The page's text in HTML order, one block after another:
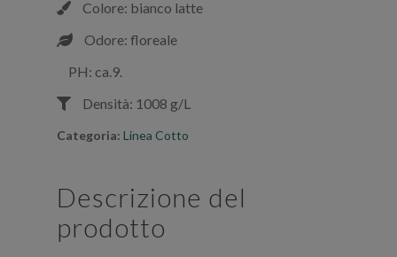
Colore: bianco latte
Odore: floreale
PH: ca.9.
Densità: 1008 g/L
Categoria:Linea Cotto
Descrizione del
prodotto